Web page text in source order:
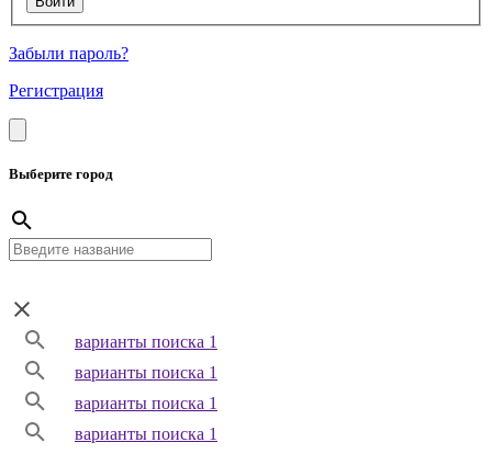
Забыли пароль?
Регистрация
Выберите город
варианты поиска 1
варианты поиска 1
варианты поиска 1
варианты поиска 1